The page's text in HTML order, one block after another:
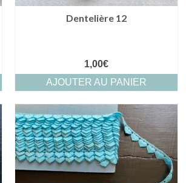
Dentelière 12
1,00€
AJOUTER AU PANIER